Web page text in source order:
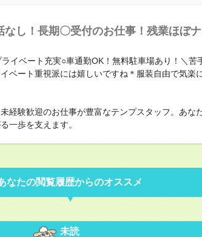
なし！長期〇受付のお仕事！残業ほぼナ
イベート充実○車通勤OK！無料駐車場あり！＼苦
ベート重視派には嬉しいですね＊服装自由で気楽
経験歓迎のお仕事が豊富なテンプスタッフ。あな
一歩を支えます。
なたの閲覧履歴からのオススメ
未読